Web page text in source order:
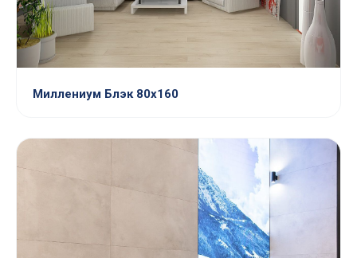
Миллениум Блэк 80х160